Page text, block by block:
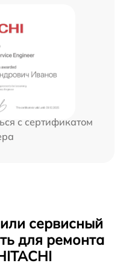
с сертификатом
сервисный
для ремонта